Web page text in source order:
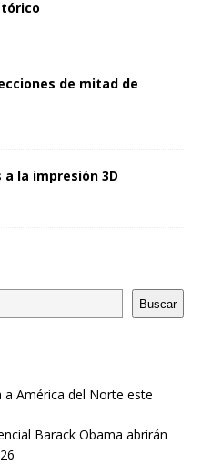
de mitad de
a la impresión 3D
Buscar
a América del Norte este
Barack Obama abrirán